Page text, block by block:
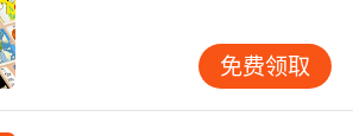
推进
。学校要定期与家长沟通，反馈
例如，每学期召开家长会，不仅
分析学生在学习习惯、社交等
免费领取